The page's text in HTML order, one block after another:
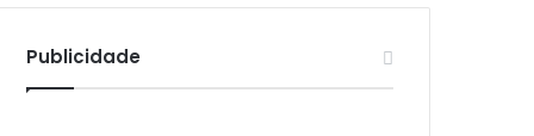
ATV
Publicidade